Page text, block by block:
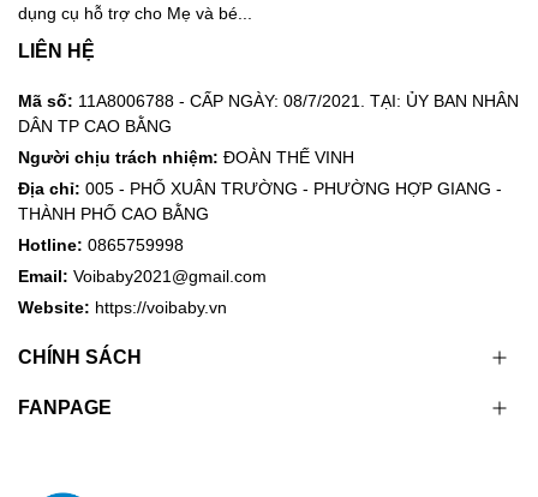
dụng cụ hỗ trợ cho Mẹ và bé...
LIÊN HỆ
Mã số: 11A8006788 - CẤP NGÀY: 08/7/2021. TẠI: ỦY BAN NHÂN
DÂN TP CAO BẰNG
Người chịu trách nhiệm: ĐOÀN THẾ VINH
Địa chỉ: 005 - PHỐ XUÂN TRƯỜNG - PHƯỜNG HỢP GIANG -
THÀNH PHỐ CAO BẰNG
Hotline: 0865759998
Email: Voibaby2021@gmail.com
Website: https://voibaby.vn
CHÍNH SÁCH
FANPAGE